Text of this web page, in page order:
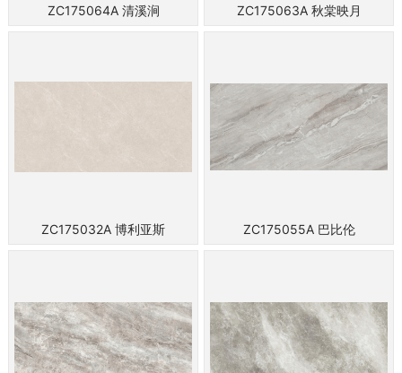
ZC175064A 清溪涧 ZC175063A 秋棠映月
ZC175032A 博利亚斯 ZC175055A 巴比伦